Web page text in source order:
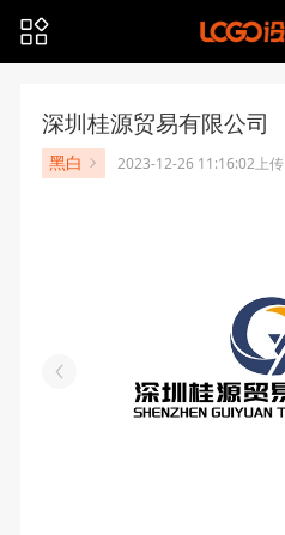
深圳桂源贸易有限公司
黑白 2023-12-26 11:16:02上传